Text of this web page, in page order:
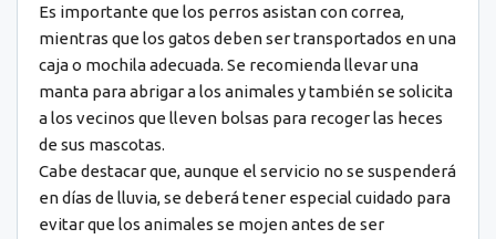
Es importante que los perros asistan con correa,
mientras que los gatos deben ser transportados en una
caja o mochila adecuada. Se recomienda llevar una
manta para abrigar a los animales y también se solicita
a los vecinos que lleven bolsas para recoger las heces
de sus mascotas.
Cabe destacar que, aunque el servicio no se suspenderá
en días de lluvia, se deberá tener especial cuidado para
evitar que los animales se mojen antes de ser